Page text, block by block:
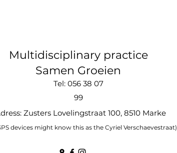
Multidisciplinary practice
Samen Groeien
Tel: 056 38 07
99
Zusters Lovelingstraat 100, 8510 Marke
devices might know this as the Cyriel Verschaevestraat)